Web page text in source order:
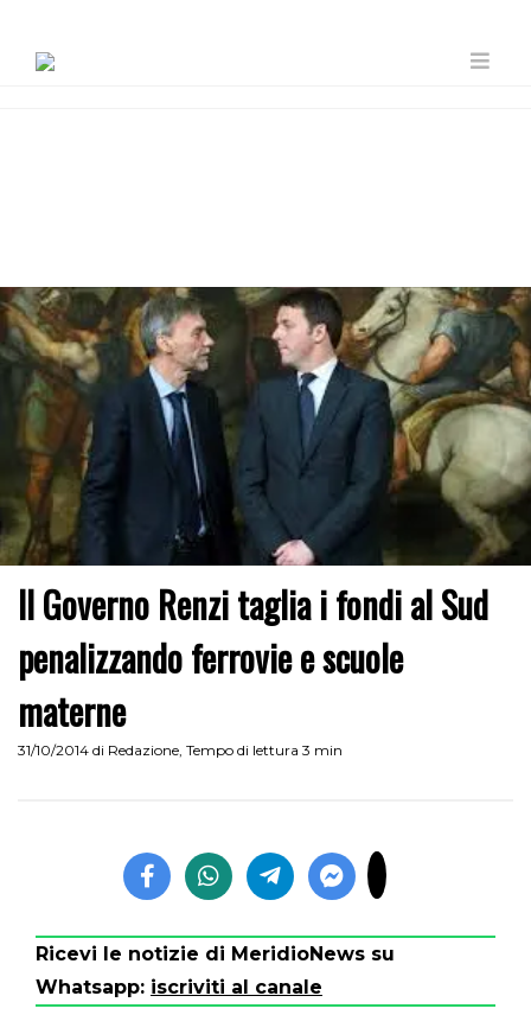
Il Governo Renzi taglia i fondi al Sud
penalizzando ferrovie e scuole
materne
31/10/2014 di Redazione, Tempo di lettura 3 min
Ricevi le notizie di MeridioNews su
Whatsapp: iscriviti al canale